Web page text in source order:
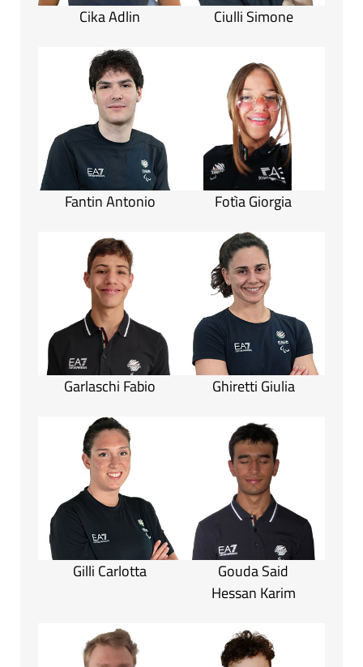
Cika Adlin Ciulli Simone
Fantin Antonio Fotìa Giorgia
Garlaschi Fabio Ghiretti Giulia
Gilli Carlotta
Gouda Said
Hessan Karim